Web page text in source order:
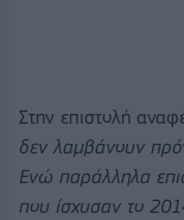
Στην επιστολή
δεν λαμβάνουν
Ενώ παράλληλα
που ίσχυσαν το